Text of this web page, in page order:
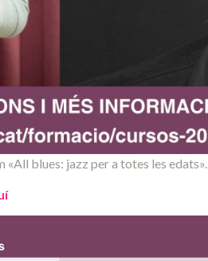
blues: jazz per a totes les edats».